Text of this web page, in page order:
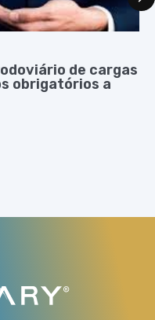
de cargas
obrigatórios a